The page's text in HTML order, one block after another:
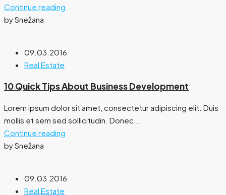
Continue reading
by Snežana
09.03.2016
Real Estate
10 Quick Tips About Business Development
Lorem ipsum dolor sit amet, consectetur adipiscing elit. Duis
mollis et sem sed sollicitudin. Donec...
Continue reading
by Snežana
09.03.2016
Real Estate